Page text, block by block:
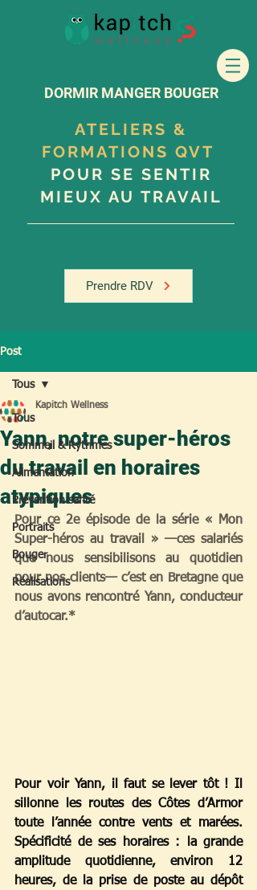
DORMIR MANGER BOUGER
ATELIERS &
FORMATIONS QVT
POUR SE SENTIR
MIEUX AU TRAVAIL
Prendre RDV
Post
Tous
Sommeil & Rythmes
Alimentation
Prévention santé
Portraits
Bouger
Réalisations
Tous
Yann, notre super-héros
du travail en horaires
atypiques
Kapitch Wellness
Pour ce 2e épisode de la série « Mon
Super-héros au travail » —ces salariés
que nous sensibilisons au quotidien
pour nos clients— c’est en Bretagne que
nous avons rencontré Yann, conducteur
d’autocar.*
Pour voir Yann, il faut se lever tôt ! Il
sillonne les routes des Côtes d’Armor
toute l’année contre vents et marées.
Spécificité de ses horaires : la grande
amplitude quotidienne, environ 12
heures, de la prise de poste au dépôt